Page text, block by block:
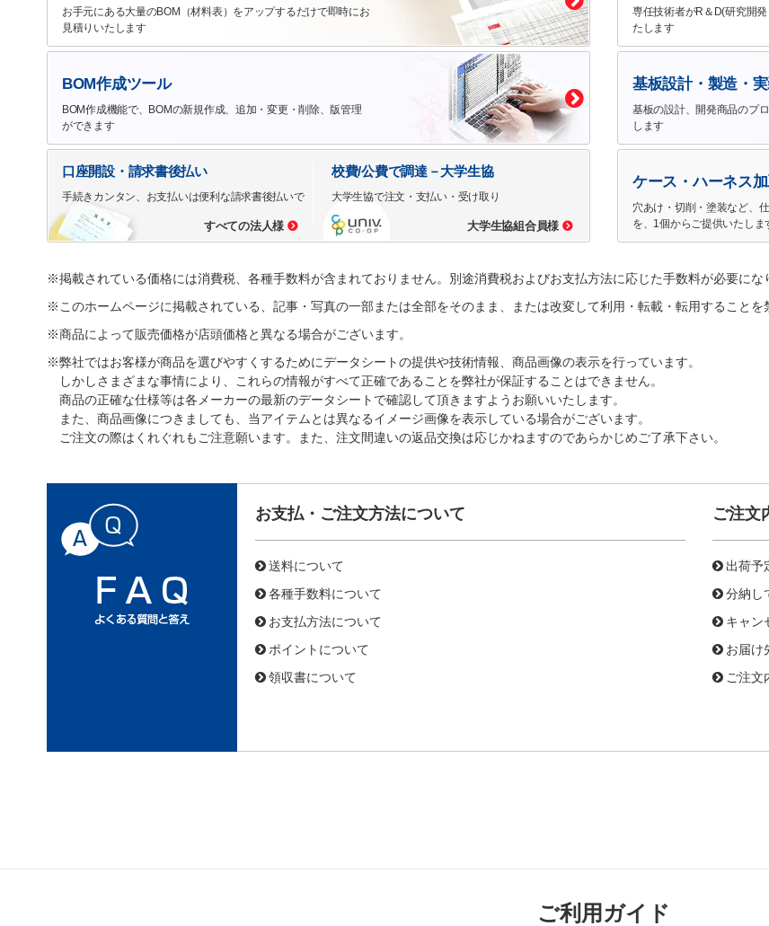
お手元にある大量のBOM（材料表）をアップするだけで即時にお
見積りいたします
BOM作成ツール
BOM作成機能で、BOMの新規作成、追加・変更・削除、版管理
ができます
口座開設・請求書後払い
手続きカンタン、お支払いは便利な請求書後払いで
すべての法人様
校費/公費で調達－大学生協
大学生協で注文・支払い・受け取り
大学生協組合員様
専任技術者がR＆D(研究開
たします
基板設計・製造・
基板の設計、開発商品のプ
します
ケース・ハーネス
穴あけ・切削・塗装など、
を、1個からご提供いたしま
※掲載されている価格には消費税、各種手数料が含まれておりません。別途消費税およびお支払方法に応じた手数料が必要にな
※このホームページに掲載されている、記事・写真の一部または全部をそのまま、または改変して利用・転載・転用することを
※商品によって販売価格が店頭価格と異なる場合がございます。
※弊社ではお客様が商品を選びやすくするためにデータシートの提供や技術情報、商品画像の表示を行っています。
しかしさまざまな事情により、これらの情報がすべて正確であることを弊社が保証することはできません。
商品の正確な仕様等は各メーカーの最新のデータシートで確認して頂きますようお願いいたします。
また、商品画像につきましても、当アイテムとは異なるイメージ画像を表示している場合がございます。
ご注文の際はくれぐれもご注意願います。また、注文間違いの返品交換は応じかねますのであらかじめご了承下さい。
お支払・ご注文方法について
送料について
各種手数料について
お支払方法について
ポイントについて
領収書について
ご注文
出荷予
分納し
キャン
お届け
ご注文
ご利用ガイド